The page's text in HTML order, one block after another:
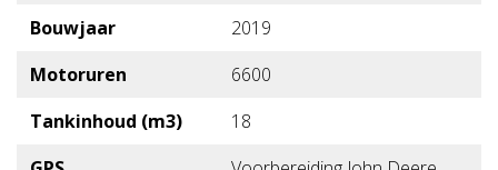
Bouwjaar
2019
Motoruren
6600
Tankinhoud (m3)
18